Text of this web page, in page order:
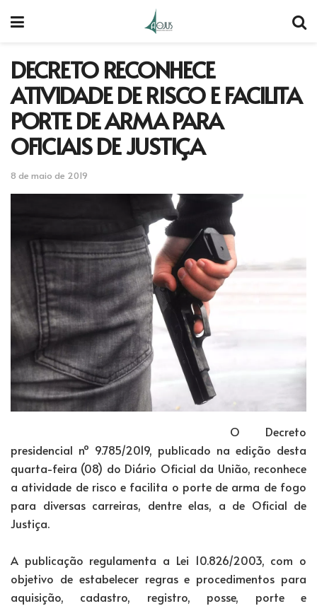
DECRETO RECONHECE
ATIVIDADE DE RISCO E FACILITA
PORTE DE ARMA PARA
OFICIAIS DE JUSTIÇA
8 de maio de 2019
O Decreto
presidencial nº 9.785/2019, publicado na edição desta
quarta-feira (08) do Diário Oficial da União, reconhece
a atividade de risco e facilita o porte de arma de fogo
para diversas carreiras, dentre elas, a de Oficial de
Justiça.
A publicação regulamenta a Lei 10.826/2003, com o
objetivo de estabelecer regras e procedimentos para
aquisição, cadastro, registro, posse, porte e